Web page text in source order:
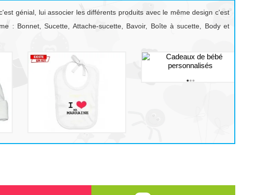
génial, lui associer les différents produits avec le même design c'est
: Bonnet, Sucette, Attache-sucette, Bavoir, Boîte à sucette, Body et
prev